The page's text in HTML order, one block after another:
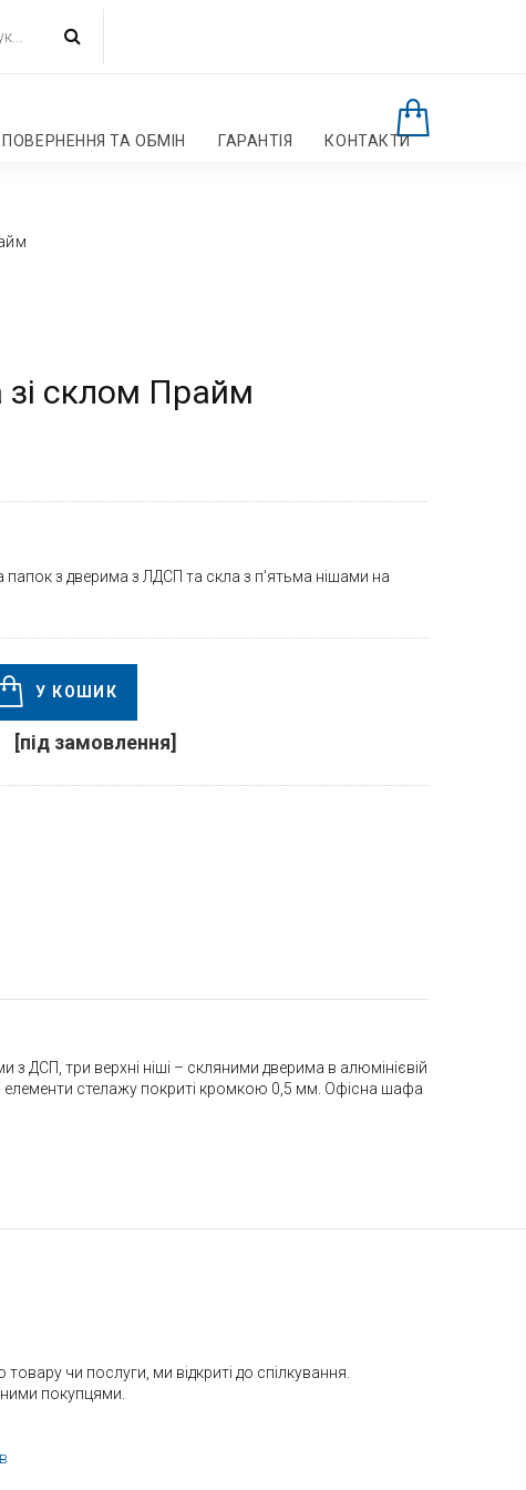
ПОВЕРНЕННЯ ТА ОБМІН ГАРАНТІЯ КОНТАКТИ
склом Прайм
папок з дверима з ЛДСП та скла з п'ятьма нішами на
У КОШИК
[під замовлення]
ДСП, три верхні ніші – скляними дверима в алюмінієвій
елементи стелажу покриті кромкою 0,5 мм. Офісна шафа
чи послуги, ми відкриті до спілкування.
покупцями.